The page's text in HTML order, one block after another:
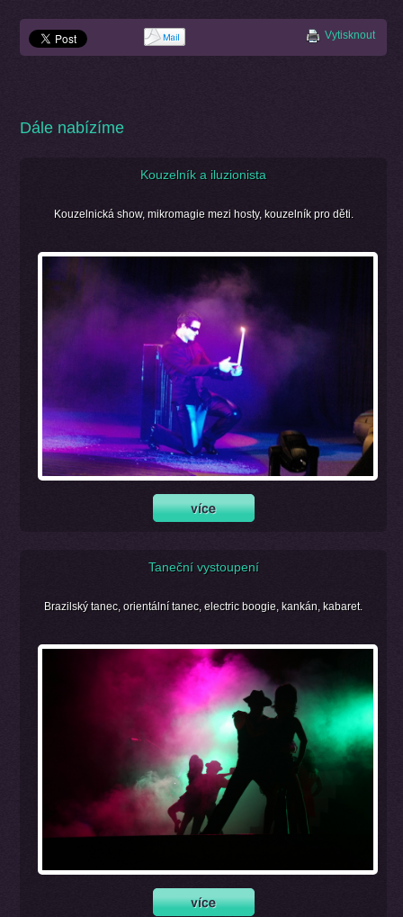
Vytisknout
Dále nabízíme
Kouzelník a iluzionista
Kouzelnická show, mikromagie mezi hosty, kouzelník pro děti.
Taneční vystoupení
Brazilský tanec, orientální tanec, electric boogie, kankán, kabaret.